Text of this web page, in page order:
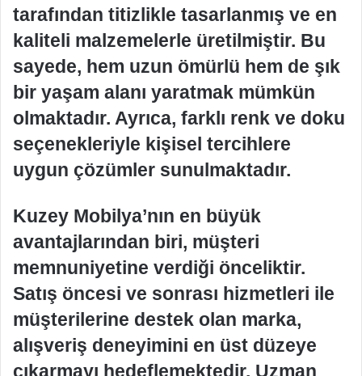
tarafından titizlikle tasarlanmış ve en
kaliteli malzemelerle üretilmiştir. Bu
sayede, hem uzun ömürlü hem de şık
bir yaşam alanı yaratmak mümkün
olmaktadır. Ayrıca, farklı renk ve doku
seçenekleriyle kişisel tercihlere
uygun çözümler sunulmaktadır.
Kuzey Mobilya’nın en büyük
avantajlarından biri, müşteri
memnuniyetine verdiği önceliktir.
Satış öncesi ve sonrası hizmetleri ile
müşterilerine destek olan marka,
alışveriş deneyimini en üst düzeye
çıkarmayı hedeflemektedir. Uzman